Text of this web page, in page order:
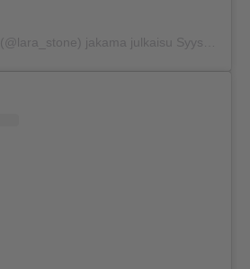
(@lara_stone) jakama julkaisu Syys 17, 2020 kello 2.09 PDT